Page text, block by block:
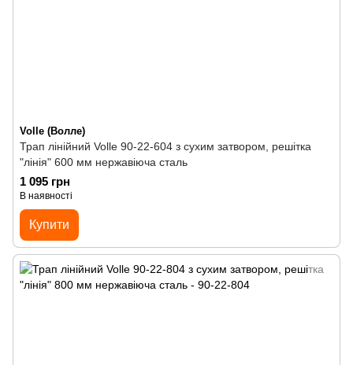
Volle (Волле)
Трап лінійний Volle 90-22-604 з сухим затвором, решітка
"лінія" 600 мм нержавіюча сталь
1 095 грн
В наявності
Купити